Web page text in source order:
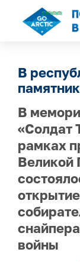
В
В
«Солдат
рамках
Великой
войны